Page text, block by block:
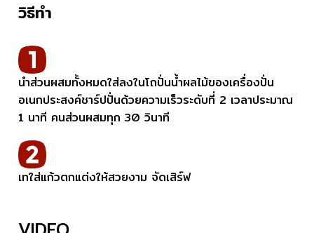
วิธีทำ
นำส่วนผสมทั้งหมดใส่ลงในโถปั่นน้ำผลไม้ของเครื่องปั่น
อเนกประสงค์ชาร์ปปั่นด้วยความเร็วระดับที่ 2 เวลาประมาณ
1 นาที คนส่วนผสมทุก 30 วินาที
เทใส่แก้วตกแต่งให้สวยงาม จัดเสิร์ฟ